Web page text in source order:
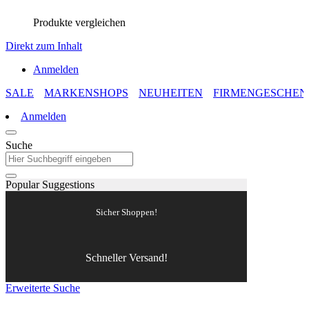
Produkte vergleichen
Direkt zum Inhalt
Anmelden
SALE
MARKENSHOPS NEUHEITEN
Anmelden
Suche
Popular Suggestions
Sicher Shoppen!
Schneller Versand!
Erweiterte Suche